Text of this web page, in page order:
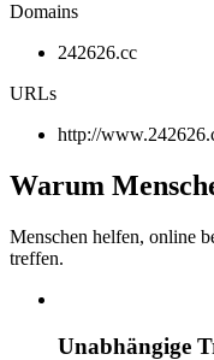
Domains
242626.cc
URLs
http://
Warum
Menschen helfen, online
treffen.
Unabhängige